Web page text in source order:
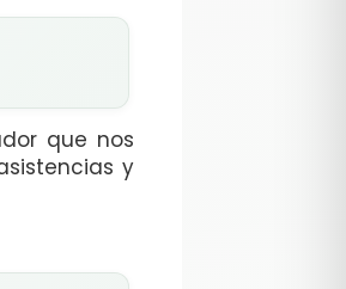
que nos
y